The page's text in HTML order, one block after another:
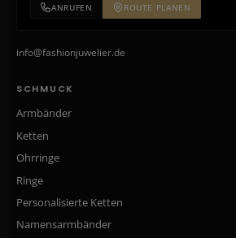
ANRUFEN ROUTE PLANEN
info@fashionjuwelier.de
SCHMUCK
Armbänder
Ketten
Ohrringe
Ringe
Personalisierte Ketten
Namensarmbänder